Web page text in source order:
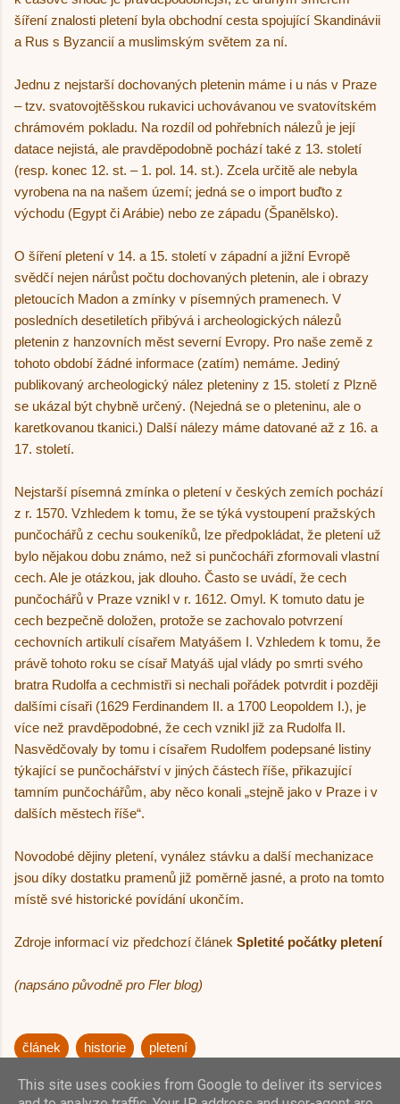
šíření znalosti pletení byla obchodní cesta spojující Skandinávii
a Rus s Byzancií a muslimským světem za ní.
Jednu z nejstarší dochovaných pletenin máme i u nás v Praze
– tzv. svatovojtěšskou rukavici uchovávanou ve svatovítském
chrámovém pokladu. Na rozdíl od pohřebních nálezů je její
datace nejistá, ale pravděpodobně pochází také z 13. století
(resp. konec 12. st. – 1. pol. 14. st.). Zcela určitě ale nebyla
vyrobena na na našem území; jedná se o import buďto z
východu (Egypt či Arábie) nebo ze západu (Španělsko).
O šíření pletení v 14. a 15. století v západní a jižní Evropě
svědčí nejen nárůst počtu dochovaných pletenin, ale i obrazy
pletoucích Madon a zmínky v písemných pramenech. V
posledních desetiletích přibývá i archeologických nálezů
pletenin z hanzovních měst severní Evropy. Pro naše země z
tohoto období žádné informace (zatím) nemáme. Jediný
publikovaný archeologický nález pleteniny z 15. století z Plzně
se ukázal být chybně určený. (Nejedná se o pleteninu, ale o
karetkovanou tkanici.) Další nálezy máme datované až z 16. a
17. století.
Nejstarší písemná zmínka o pletení v českých zemích pochází
z r. 1570. Vzhledem k tomu, že se týká vystoupení pražských
punčochářů z cechu soukeníků, lze předpokládat, že pletení už
bylo nějakou dobu známo, než si punčocháři zformovali vlastní
cech. Ale je otázkou, jak dlouho. Často se uvádí, že cech
punčochářů v Praze vznikl v r. 1612. Omyl. K tomuto datu je
cech bezpečně doložen, protože se zachovalo potvrzení
cechovních artikulí císařem Matyášem I. Vzhledem k tomu, že
právě tohoto roku se císař Matyáš ujal vlády po smrti svého
bratra Rudolfa a cechmistři si nechali pořádek potvrdit i později
dalšími císaři (1629 Ferdinandem II. a 1700 Leopoldem I.), je
více než pravděpodobné, že cech vznikl již za Rudolfa II.
Nasvědčovaly by tomu i císařem Rudolfem podepsané listiny
týkající se punčochářství v jiných částech říše, přikazující
tamním punčochářům, aby něco konali „stejně jako v Praze i v
dalších městech říše“.
Novodobé dějiny pletení, vynález stávku a další mechanizace
jsou díky dostatku pramenů již poměrně jasné, a proto na tomto
místě své historické povídání ukončím.
Zdroje informací viz předchozí článek Spletité počátky pletení
(napsáno původně pro Fler blog)
článek historie pletení
This site uses cookies from Google to deliver its services